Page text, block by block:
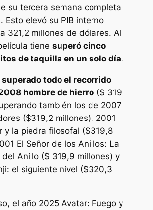
su tercera semana completa
Esto elevó su PIB interno
321,2 millones de dólares. Al
tiene superó cinco
de taquilla en un solo día.
superado todo el recorrido
hombre de hierro ($ 319
también los de 2007
($319,2 millones), 2001
y la piedra filosofal ($319,8
El Señor de los Anillos: La
del Anillo ($ 319,9 millones) y
el siguiente nivel ($320,3
el año 2025 Avatar: Fuego y